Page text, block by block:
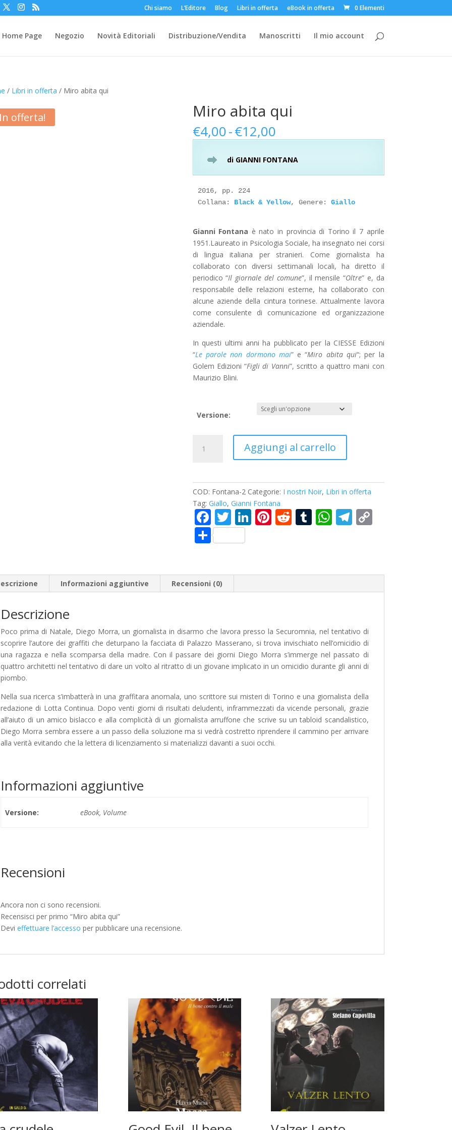
Chi siamo L’Editore Blog Libri in offerta eBook in offerta 0 Elementi
Home Page Negozio Novità Editoriali Distribuzione/Vendita Manoscritti Il mio account
/ Libri in offerta / Miro abita qui
offerta! Miro abita qui
€4,00-€12,00Fascia
di
prezzo:
da
€4,00
€12,00
di GIANNI FONTANA
2016, pp. 224
Collana: Black & Yellow, Genere: Giallo
Gianni Fontana è nato in provincia di Torino il 7 aprile
1951.Laureato in Psicologia Sociale, ha insegnato nei corsi
di lingua italiana per stranieri. Come giornalista ha
collaborato con diversi settimanali locali, ha diretto il
periodico “Il giornale del comune”, il mensile “Oltre” e, da
responsabile delle relazioni esterne, ha collaborato con
alcune aziende della cintura torinese. Attualmente lavora
come consulente di comunicazione ed organizzazione
aziendale.
In questi ultimi anni ha pubblicato per la CIESSE Edizioni
“Le parole non dormono mai” e “Miro abita qui“; per la
Golem Edizioni “Figli di Vanni”, scritto a quattro mani con
Maurizio Blini.
Versione:
abita
Aggiungi al carrello
COD: Fontana-2 Categorie: I nostri Noir, Libri in offerta
Tag: Giallo, Gianni Fontana
F
ac
e
o
o
T
w
itt
Li
dI
n
Pi
st
R
t
T
r
W
A
p
T
a
m
C
Li
n
C
di
vi
Informazioni aggiuntive Recensioni (0)
Descrizione
Poco prima di Natale, Diego Morra, un giornalista in disarmo che lavora presso la Securomnia, nel tentativo di
scoprire l’autore dei graffiti che deturpano la facciata di Palazzo Masserano, si trova invischiato nell’omicidio di
una ragazza e nella scomparsa della madre. Con il passare dei giorni Diego Morra s’immerge nel passato di
quattro architetti nel tentativo di dare un volto al ritratto di un giovane implicato in un omicidio durante gli anni di
piombo.
Nella sua ricerca s’imbatterà in una graffitara anomala, uno scrittore sui misteri di Torino e una giornalista della
redazione di Lotta Continua. Dopo venti giorni di risultati deludenti, inframmezzati da vicende personali, grazie
all’aiuto di un amico bislacco e alla complicità di un giornalista arruffone che scrive su un tabloid scandalistico,
Diego Morra sembra essere a un passo della soluzione ma si vedrà costretto riprendere il cammino per arrivare
alla verità evitando che la lettera di licenziamento si materializzi davanti a suoi occhi.
Informazioni aggiuntive
Versione: eBook, Volume
Recensioni
Ancora non ci sono recensioni.
Recensisci per primo “Miro abita qui”
Devi effettuare l’accesso per pubblicare una recensione.
correlati